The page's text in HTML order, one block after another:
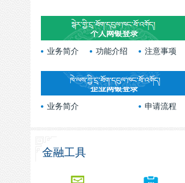
个人网银登录
业务简介
功能介绍 注意事项
企业网银登录
业务简介
申请流程
金融工具